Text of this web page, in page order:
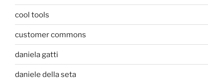
cool tools
customer commons
daniela gatti
daniele della seta